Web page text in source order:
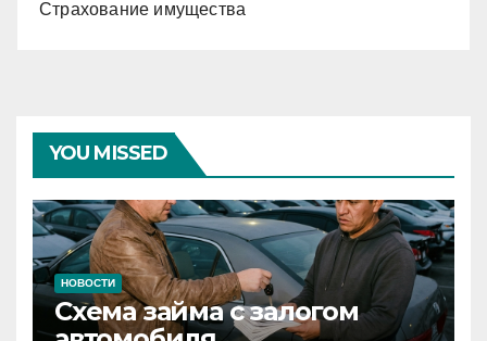
Страхование имущества
YOU MISSED
НОВОСТИ
Схема займа с залогом